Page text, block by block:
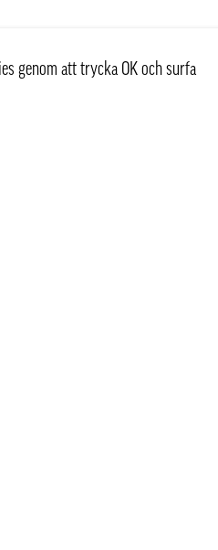
genom att trycka OK och surfa